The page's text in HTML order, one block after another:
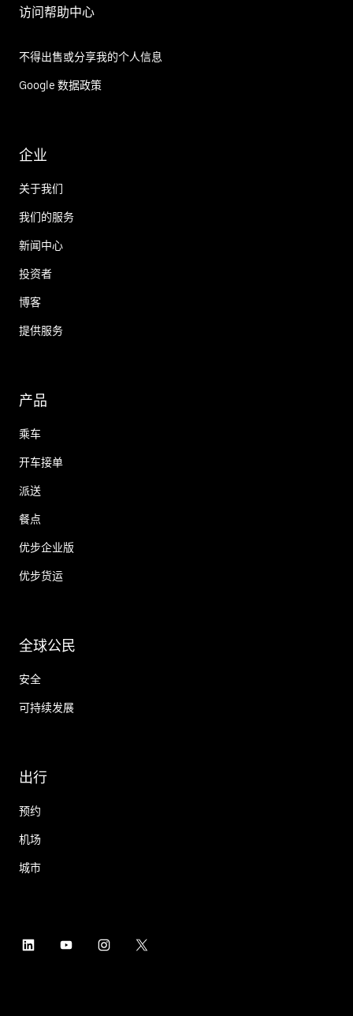
访问帮助中心
不得出售或分享我的个人信息
Google 数据政策
企业
关于我们
我们的服务
新闻中心
投资者
博客
提供服务
产品
乘车
开车接单
派送
餐点
优步企业版
优步货运
全球公民
安全
可持续发展
出行
预约
机场
城市